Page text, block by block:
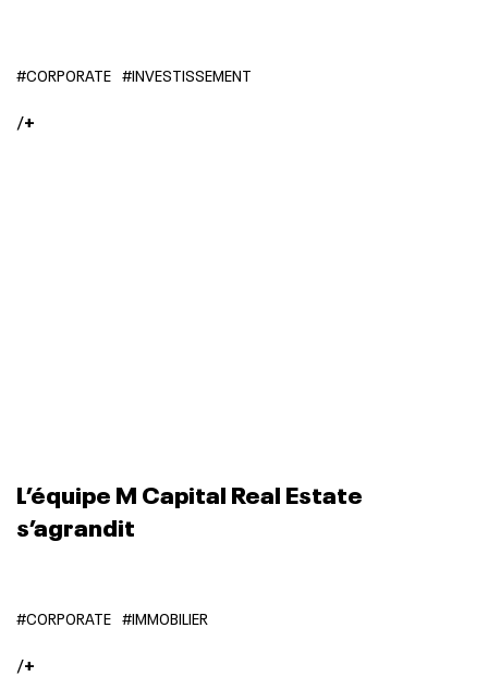
#CORPORATE #INVESTISSEMENT
/+
L’équipe M Capital Real Estate
s’agrandit
#CORPORATE #IMMOBILIER
/+